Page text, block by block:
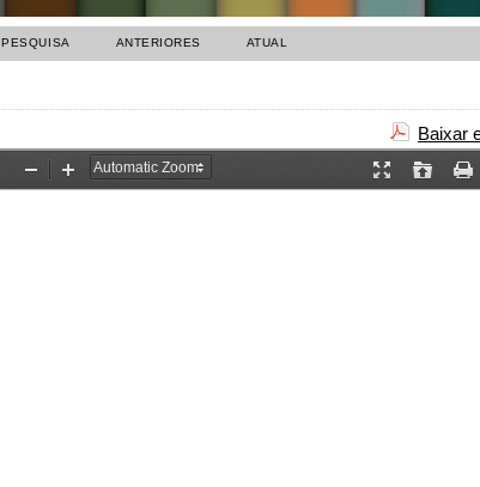
PESQUISA ANTERIORES ATUAL
Baixar